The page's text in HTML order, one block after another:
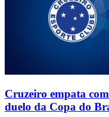
Cruzeiro empata
duelo da Copa do